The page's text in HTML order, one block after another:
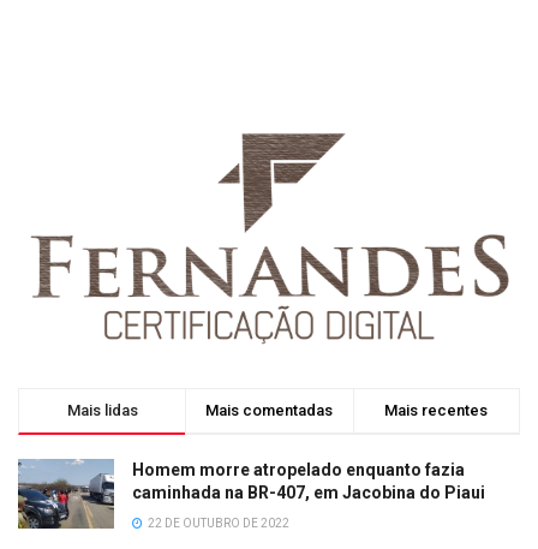
Mais lidas Mais comentadas Mais recentes
Homem morre atropelado enquanto fazia
caminhada na BR-407, em Jacobina do Piaui
22 DE OUTUBRO DE 2022